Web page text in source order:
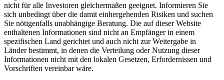
nicht für alle Investoren gleichermaßen geeignet. Informieren Sie
sich unbedingt über die damit einhergehenden Risiken und suchen
Sie nötigenfalls unabhängige Beratung. Die auf dieser Website
enthaltenen Informationen sind nicht an Empfänger in einem
spezifischen Land gerichtet und auch nicht zur Weitergabe in
Länder bestimmt, in denen die Verteilung oder Nutzung dieser
Informationen nicht mit den lokalen Gesetzen, Erfordernissen und
Vorschriften vereinbar wäre.